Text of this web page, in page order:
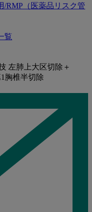
/RMP（医薬品リスク管
覧
左肺上⼤区切除＋
胸椎半切除